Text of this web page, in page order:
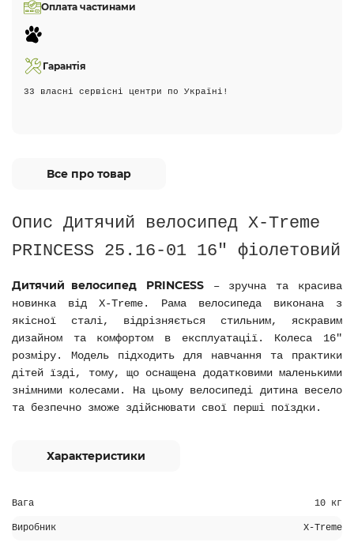
Оплата частинами
Гарантія
33 власні сервісні центри по Україні!
Все про товар
Опис Дитячий велосипед X-Treme
PRINCESS 25.16-01 16" фіолетовий
Дитячий велосипед PRINCESS– зручна та красива
новинка від X-Treme.
Рама велосипеда виконана з
якісної сталі, відрізняється стильним, яскравим
дизайном та комфортом в експлуатації. Колеса 16"
розміру. Модель підходить для навчання та практики
дітей їзді, тому, що оснащена додатковими маленькими
знімними колесами. На цьому велосипеді дитина весело
та безпечно зможе здійснювати свої перші поїздки.
Характеристики
Вага 10 кг
Виробник X-Treme